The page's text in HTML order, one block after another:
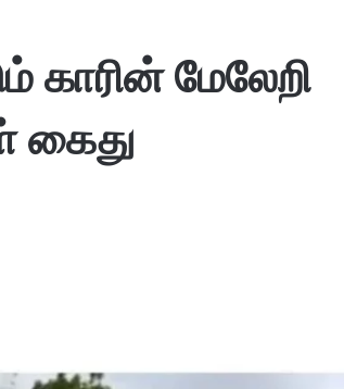
காரின் மேலேறி
கைது